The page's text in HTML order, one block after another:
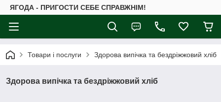
ЯГОДА - ПРИГОСТИ СЕБЕ СПРАВЖНІМ!
Товари і послуги Здорова випічка та бездріжжовий хліб
Здорова випічка та бездріжжовий хліб